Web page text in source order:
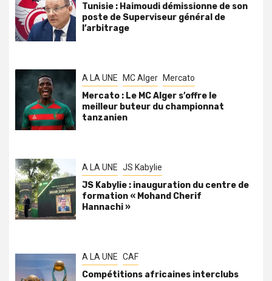
Tunisie : Haimoudi démissionne de son
poste de Superviseur général de
l’arbitrage
A LA UNE MC Alger Mercato
Mercato : Le MC Alger s’offre le
meilleur buteur du championnat
tanzanien
A LA UNE JS Kabylie
JS Kabylie : inauguration du centre de
formation « Mohand Cherif
Hannachi »
A LA UNE CAF
Compétitions africaines interclubs